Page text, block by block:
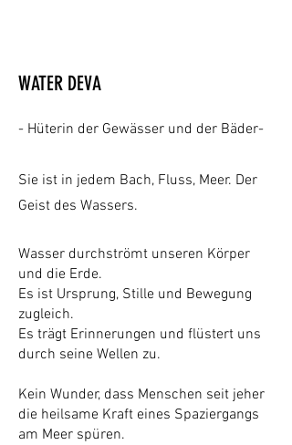
WATER DEVA
- Hüterin der Gewässer und der Bäder-
Sie ist in jedem Bach, Fluss, Meer. Der
Geist des Wassers.
Wasser durchströmt unseren Körper
und die Erde.
Es ist Ursprung, Stille und Bewegung
zugleich.
Es trägt Erinnerungen und flüstert uns
durch seine Wellen zu.
Kein Wunder, dass Menschen seit jeher
die heilsame Kraft eines Spaziergangs
am Meer spüren.